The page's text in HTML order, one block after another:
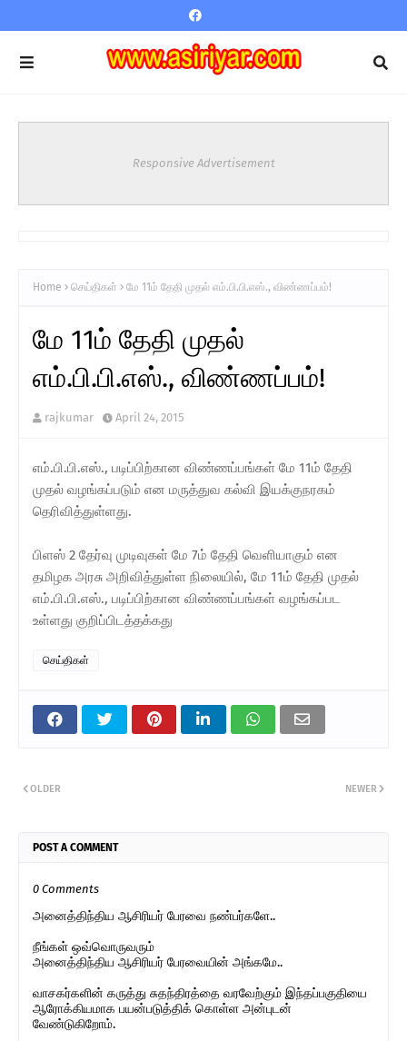
Responsive Advertisement
Home செய்திகள் மே 11ம் தேதி முதல் எம்.பி.பி.எஸ்., விண்ணப்பம்!
மே 11ம் தேதி முதல்
எம்.பி.பி.எஸ்., விண்ணப்பம்!
rajkumar April 24, 2015
எம்.பி.பி.எஸ்., படிப்பிற்கான விண்ணப்பங்கள் மே 11ம் தேதி
முதல் வழங்கப்படும் என மருத்துவ கல்வி இயக்குநரகம்
தெரிவித்துள்ளது.
பிளஸ் 2 தேர்வு முடிவுகள் மே 7ம் தேதி வெளியாகும் என
தமிழக அரசு அறிவித்துள்ள நிலையில், மே 11ம் தேதி முதல்
எம்.பி.பி.எஸ்., படிப்பிற்கான விண்ணப்பங்கள் வழங்கப்பட
உள்ளது குறிப்பிடத்தக்கது
செய்திகள்
NEWER
OLDER
POST A COMMENT
0 Comments
அனைத்திந்திய ஆசிரியர் பேரவை நண்பர்களே..
நீங்கள் ஒவ்வொருவரும்
அனைத்திந்திய ஆசிரியர் பேரவையின் அங்கமே..
வாசகர்களின் கருத்து சுதந்திரத்தை வரவேற்கும் இந்தப்பகுதியை
ஆரோக்கியமாக பயன்படுத்திக் கொள்ள அன்புடன்
வேண்டுகிறோம்.